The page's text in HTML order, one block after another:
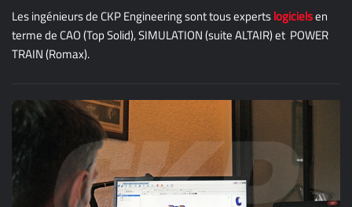
Les ingénieurs de CKP Engineering sont tous expertslogicielsen
terme de CAO (Top Solid), SIMULATION (suite ALTAIR) et POWER
TRAIN (Romax).